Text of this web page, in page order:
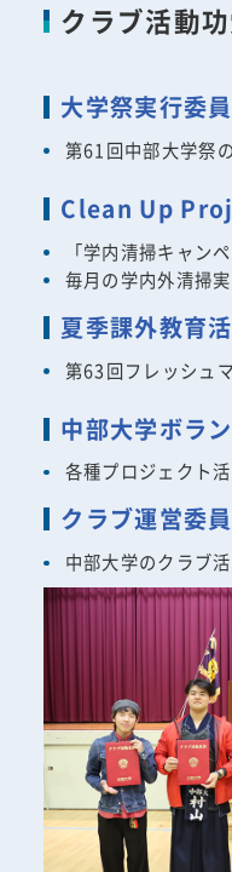
クラブ活動
大学祭実行委
第61回中部大学祭
Clean Up
「学内清掃キャン
毎月の学内外清掃
夏季課外教育
第63回フレッシュ
中部大学ボラ
各種プロジェクト
クラブ運営委
中部大学のクラブ